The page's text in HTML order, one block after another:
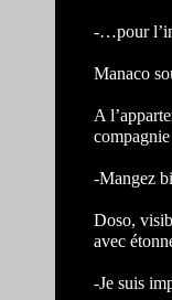
-…pour
Manaco
A
-Mangez
Doso,
avec
-Je suis